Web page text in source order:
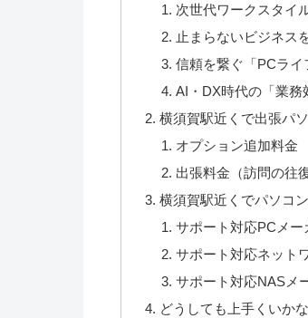
次世代ワークスタイ
止まらないビジネス
信頼を繋ぐ「PCライ
AI・DX時代の「業務
横須賀駅近くで出張パ
オプション追加料金
出張料金（訪問の往
横須賀駅近くでパソコ
サポート対応PCメー
サポート対応ネット
サポート対応NASメ
どうしても上手くいか